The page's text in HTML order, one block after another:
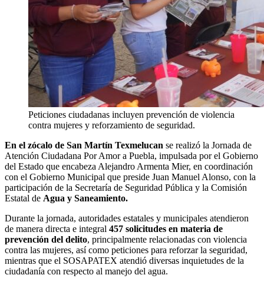
Peticiones ciudadanas incluyen prevención de violencia
contra mujeres y reforzamiento de seguridad.
En el zócalo de San Martín Texmelucan se realizó la Jornada de
Atención Ciudadana Por Amor a Puebla, impulsada por el Gobierno
del Estado que encabeza Alejandro Armenta Mier, en coordinación
con el Gobierno Municipal que preside Juan Manuel Alonso, con la
participación de la Secretaría de Seguridad Pública y la Comisión
Estatal de Agua y Saneamiento.
Durante la jornada, autoridades estatales y municipales atendieron
de manera directa e integral 457 solicitudes en materia de
prevención del delito, principalmente relacionadas con violencia
contra las mujeres, así como peticiones para reforzar la seguridad,
mientras que el SOSAPATEX atendió diversas inquietudes de la
ciudadanía con respecto al manejo del agua.